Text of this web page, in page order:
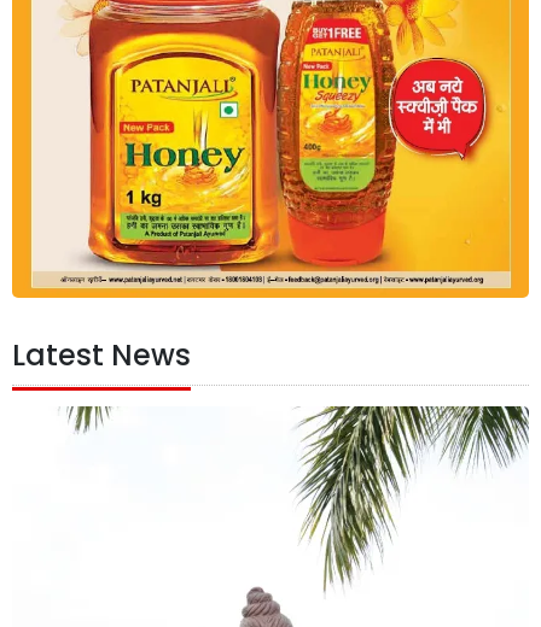
Latest News